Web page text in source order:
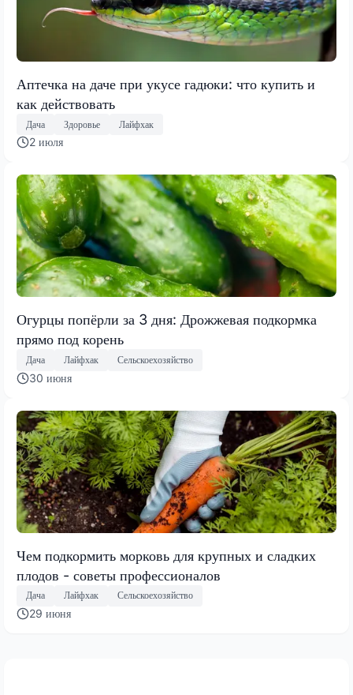
Аптечка на даче при укусе гадюки: что купить и
как действовать
Дача Здоровье Лайфхак
2 июля
Огурцы попёрли за 3 дня: Дрожжевая подкормка
прямо под корень
Дача Лайфхак Сельскоехозяйство
30 июня
Чем подкормить морковь для крупных и сладких
плодов - советы профессионалов
Дача Лайфхак Сельскоехозяйство
29 июня